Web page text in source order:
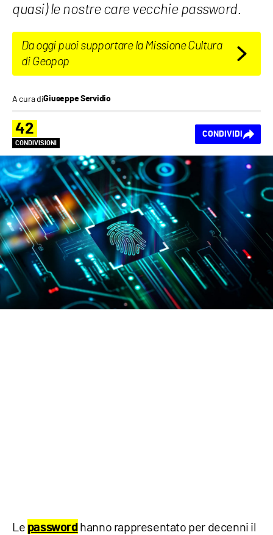
quasi) le nostre care vecchie password.
Da oggi puoi supportare la Missione Cultura
di Geopop
A cura diGiuseppe Servidio
42
CONDIVISIONI
CONDIVIDI
Le passwordhanno rappresentato per decenni il